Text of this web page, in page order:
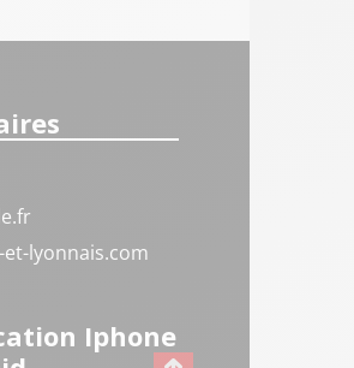
lyonnais.com
Iphone